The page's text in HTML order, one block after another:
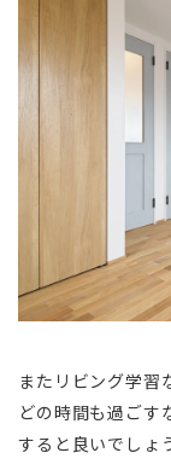
またリビング学習
どの時間も過ごす
すると良いでしょ